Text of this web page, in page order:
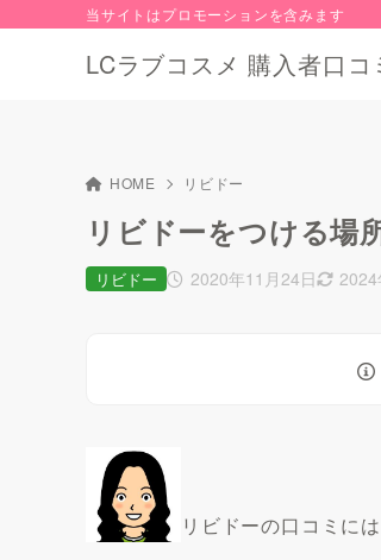
LCラブコスメ 購入者口
当サイトはプロモーションを含みます
HOME リビドー
リビドーをつける場
2020年11月24日
リビドー
リビドーの口コミに